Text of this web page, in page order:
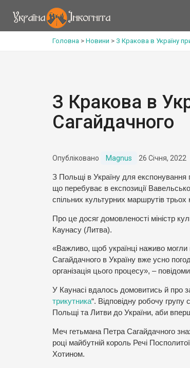
Головна > Новини > З Кракова в Україну
З Кракова в
Сагайдачного
Опубліковано Magnus 26 Січня, 2022
З Польщі в Україну для експонування
що перебуває в експозиції
спільних культурних маршрутів
Про це досяг домовленості міністр
Каунасу (Литва).
«Важливо, щоб українці наживо могли
Сагайдачного в Україну вже усно
організація цього процесу», –
У Каунасі вдалось домовитись й про
трикутника“. Відповідну робочу групу
Польщі та Литви до України, аби
Меч гетьмана Петра Сагайдачного
році майбутній король Речі
Хотином.